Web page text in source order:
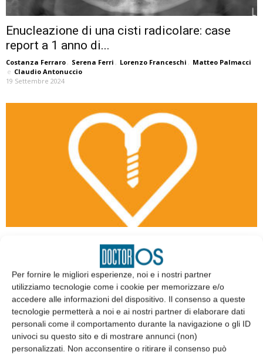
Per fornire le migliori esperienze, noi e i nostri partner
utilizziamo tecnologie come i cookie per memorizzare e/o
accedere alle informazioni del dispositivo. Il consenso a queste
tecnologie permetterà a noi e ai nostri partner di elaborare dati
personali come il comportamento durante la navigazione o gli ID
univoci su questo sito e di mostrare annunci (non)
personalizzati. Non acconsentire o ritirare il consenso può
Enucleazione di una cisti radicolare: case
report a 1 anno di...
Costanza Ferraro , Serena Ferri , Lorenzo Franceschi , Matteo Palmacci
e Claudio Antonuccio
19 Settembre 2024
Impianti dentali in pazienti con malattie
cardiovascolari: revisione della letteratura
Lara Ceresoli Costanza Ferraro , Irene Cusenza, Serena Ferri
Collina
e
Vittorio Pensa
27 Maggio 2024